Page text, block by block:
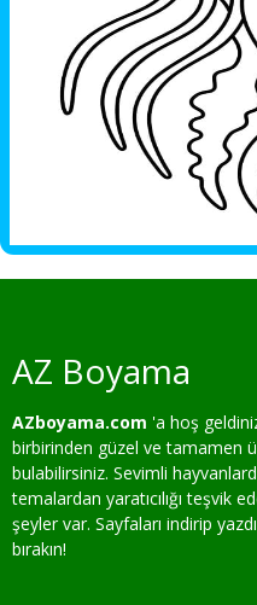
AZ Boyama
AZboyama.com 'a hoş
birbirinden güzel ve tamamen
bulabilirsiniz. Sevimli
temalardan yaratıcılığı teşvik
şeyler var. Sayfaları indirip
bırakın!